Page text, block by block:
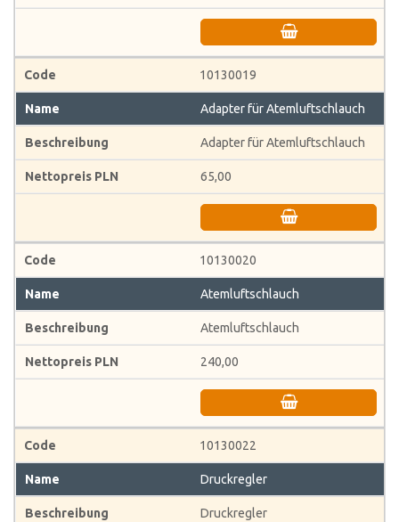
10130019
Adapter für Atemluftschlauch
Adapter für Atemluftschlauch
65,00
10130020
Atemluftschlauch
Atemluftschlauch
240,00
10130022
Druckregler
Druckregler